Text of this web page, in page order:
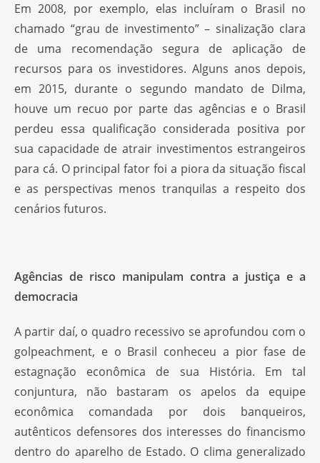
Em 2008, por exemplo, elas incluíram o Brasil no
chamado “grau de investimento” – sinalização clara
de uma recomendação segura de aplicação de
recursos para os investidores. Alguns anos depois,
em 2015, durante o segundo mandato de Dilma,
houve um recuo por parte das agências e o Brasil
perdeu essa qualificação considerada positiva por
sua capacidade de atrair investimentos estrangeiros
para cá. O principal fator foi a piora da situação fiscal
e as perspectivas menos tranquilas a respeito dos
cenários futuros.
Agências de risco manipulam contra a justiça e a
democracia
A partir daí, o quadro recessivo se aprofundou com o
golpeachment, e o Brasil conheceu a pior fase de
estagnação econômica de sua História. Em tal
conjuntura, não bastaram os apelos da equipe
econômica comandada por dois banqueiros,
autênticos defensores dos interesses do financismo
dentro do aparelho de Estado. O clima generalizado